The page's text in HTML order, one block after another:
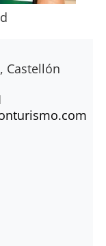
Castellón